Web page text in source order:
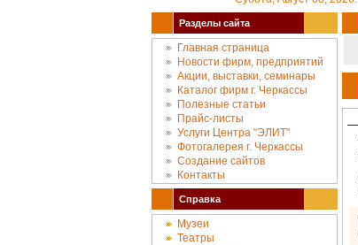
Разделы сайта
Главная страница
Новости фирм, предприятий
Акции, выставки, семинары
Каталог фирм г. Черкассы
Полезные статьи
Прайс-листы
Услуги Центра "ЭЛИТ"
Фотогалерея г. Черкассы
Создание сайтов
Контакты
Справка
Музеи
Театры